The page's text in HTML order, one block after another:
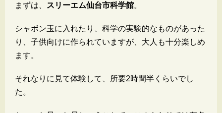
まずは、 スリーエム仙台市科学館。
シャボン玉に入れたり、科学の実験的なものがあった
り、子供向けに作られていますが、大人も十分楽しめ
ます。
それなりに見て体験して、所要2時間半くらいでし
た。